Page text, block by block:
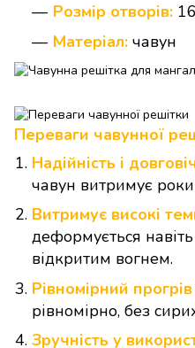
Розмір отворів:
Матеріал: чавун
Переваги чавунної
Надійність і
чавун витримує роки
Витримує високі
деформується
відкритим вогнем.
Рівномірний прогрів
рівномірно, без
Зручність у